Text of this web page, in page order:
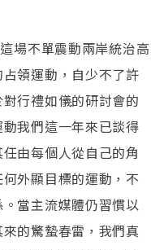
場不單震動兩岸統治高
領運動，自少不了許
行禮如儀的研討會的
我們這一年來已談得
由每個人從自己的角
外顯目標的運動，不
當主流媒體仍習慣以
來的驚蟄春雷，我們真